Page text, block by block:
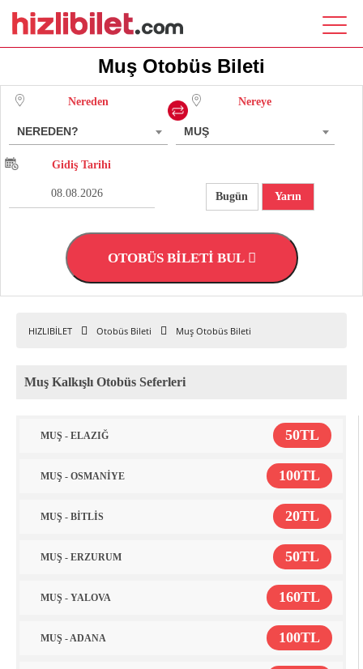
Muş Otobüs Bileti
Nereden
NEREDEN?
Nereye
MUŞ
Gidiş Tarihi
Bugün Yarın
OTOBÜS BİLETİ BUL
HIZLIBİLET Otobüs Bileti Muş Otobüs Bileti
Muş Kalkışlı Otobüs Seferleri
MUŞ - ELAZIĞ 50TL
MUŞ - OSMANİYE 100TL
MUŞ - BİTLİS 20TL
MUŞ - ERZURUM 50TL
MUŞ - YALOVA 160TL
MUŞ - ADANA 100TL